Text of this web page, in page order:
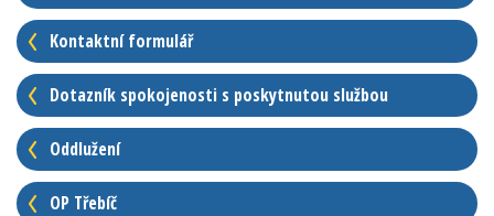
Kontaktní formulář
Dotazník spokojenosti s poskytnutou službou
Oddlužení
OP Třebíč